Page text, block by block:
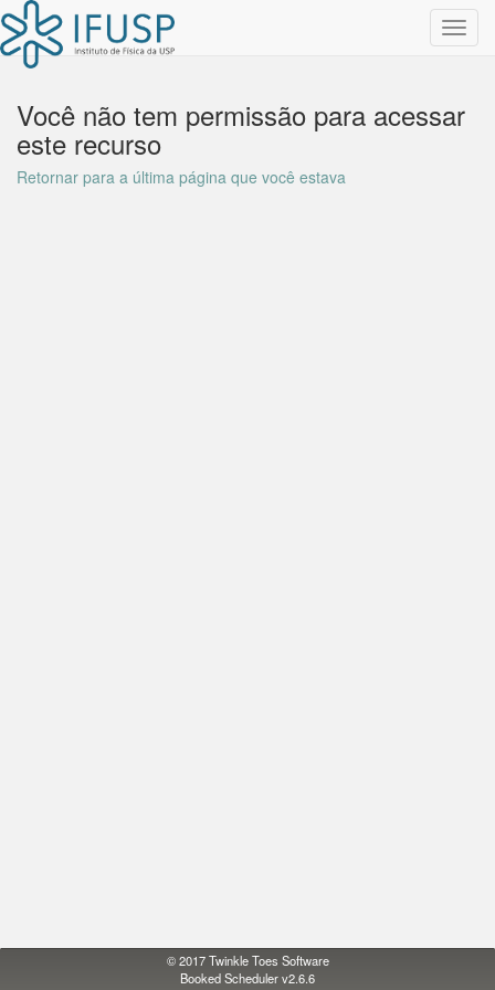
Você não tem permissão para acessar
este recurso
Retornar para a última página que você estava
© 2017Twinkle Toes Software
Booked Scheduler v2.6.6